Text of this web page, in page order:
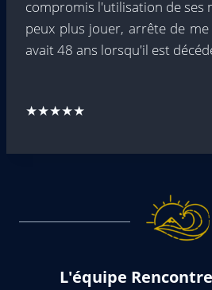
compromis l'utilisation de ses
peux plus jouer, arrête de me
avait 48 ans lorsqu'il est
★★★★★
L'équipe